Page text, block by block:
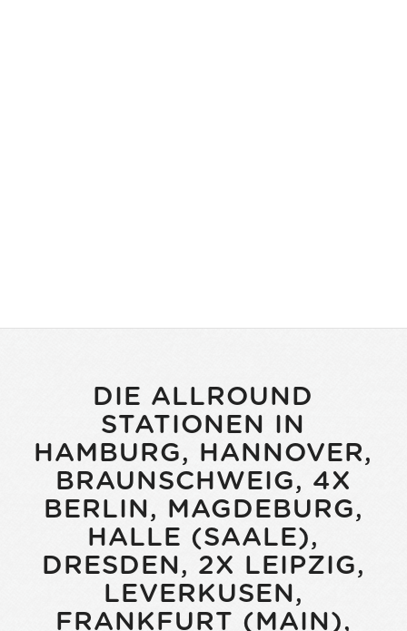
DIE ALLROUND
STATIONEN IN
HAMBURG, HANNOVER,
BRAUNSCHWEIG, 4X
BERLIN, MAGDEBURG,
HALLE (SAALE),
DRESDEN, 2X LEIPZIG,
LEVERKUSEN,
FRANKFURT (MAIN),